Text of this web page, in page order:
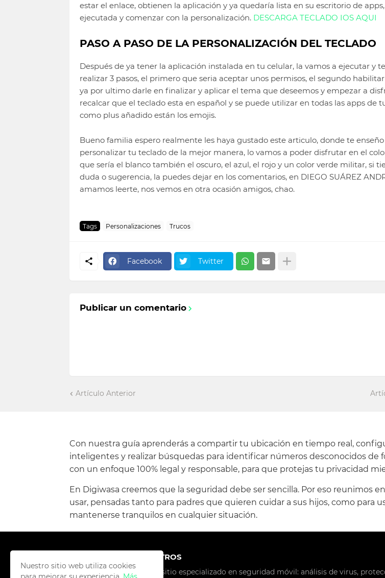
estar el enlace, obtienen la aplicación y ya quedaría lista en su escritorio de
ejecutada y comenzar con la personalización. DESCARGA TECLADO IOS AQUI
PASO A PASO DE LA PERSONALIZACIÓN DEL TECLADO
Después de ya tener la aplicación instalada en tu celular, la vamos a ejecutar y
realizar 3 pasos, el primero que seria aceptar unos permisos, el segundo
ya por ultimo darle en finalizar y aplicar el tema que deseemos y empezar a
recalcar que el teclado esta en español y se puede utilizar en todas las apps de
como plus añadido están los emojis.
Bueno familia espero realmente les haya gustado este articulo, donde te enseño
personalizar tu teclado de la mejor manera, lo vamos a poder disfrutar en el
que sería el blanco también el oscuro, el azul, el rojo y un color verde militar, si
duda o sugerencia, la puedes dejar en los comentarios, en DIEGO SUÁREZ
amamos leerte, nos vemos en otra ocasión amigos, chao.
Tags Personalizaciones Trucos
Facebook Twitter
Publicar un comentario
Artículo Anterior
Con nuestra guía aprenderás a compartir tu ubicación en tiempo real,
inteligentes y realizar búsquedas para identificar números desconocidos de
con un enfoque 100% legal y responsable, para que protejas tu privacidad
En Digiwasa creemos que la seguridad debe ser sencilla. Por eso reunimos
usar, pensadas tanto para padres que quieren cuidar a sus hijos, como para
mantenerse tranquilos en cualquier situación.
SOBRE NOSOTROS
Digiwasa es un sitio especializado en seguridad móvil: análisis de virus,
Nuestro sitio web utiliza cookies